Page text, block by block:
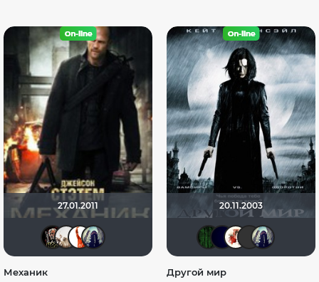
27.01.2011
Бомжара с дробовиком
Механик
20.11.2003
Matrix
Другой мир